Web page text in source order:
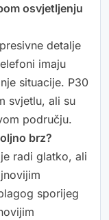
osvjetljenju
detalje
imaju
situacije. P30
svjetlu, ali su
području.
brz?
radi glatko, ali
sporijeg